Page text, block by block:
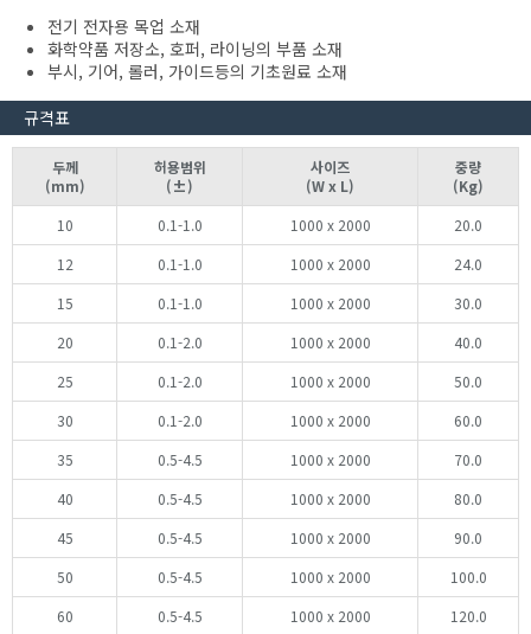
전기 전자용 목업 소재
화학약품 저장소, 호퍼, 라이닝의 부품 소재
부시, 기어, 롤러, 가이드등의 기초원료 소재
규격표
두께
(mm)
허용범위
(±)
사이즈
(W x L)
중량
(Kg)
10
0.1-1.0 1000 x 2000
20.0
12
0.1-1.0 1000 x 2000
24.0
15
0.1-1.0 1000 x 2000
30.0
20
0.1-2.0 1000 x 2000
40.0
25
0.1-2.0 1000 x 2000
50.0
30
0.1-2.0 1000 x 2000
60.0
35
0.5-4.5 1000 x 2000
70.0
40
0.5-4.5 1000 x 2000
80.0
45
0.5-4.5 1000 x 2000
90.0
50
0.5-4.5 1000 x 2000
100.0
60
0.5-4.5 1000 x 2000
120.0